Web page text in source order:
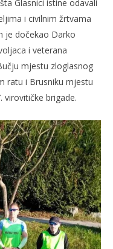
Glasnici istine odavali
i civilnim žrtvama
je dočekao Darko
i veterana
mjestu zloglasnog
ratu i Brusniku mjestu
virovitičke brigade.